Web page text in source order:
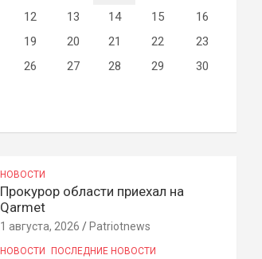
12 13 14 15
16
19 20 21 22
23
26 27 28 29
30
НОВОСТИ
Прокурор области приехал на
Qarmet
1 августа, 2026 Patriotnews
НОВОСТИ ПОСЛЕДНИЕ НОВОСТИ